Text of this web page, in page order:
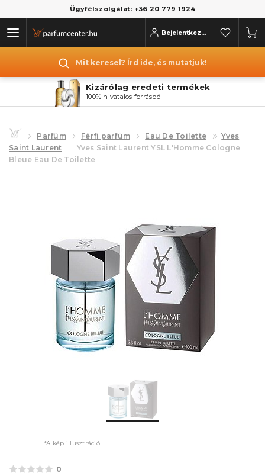
Ügyfélszolgálat: +36 20 779 1924
Bejelentkezés
Mit keresel? Írd ide, és mutatjuk!
Kizárólag eredeti termékek
100% hivatalos forrásból
Parfüm Férfi parfüm Eau De Toilette
Yves
Saint Laurent
Yves Saint Laurent YSL L'Homme Cologne
Bleue Eau De Toilette
*A kép illusztráció
0